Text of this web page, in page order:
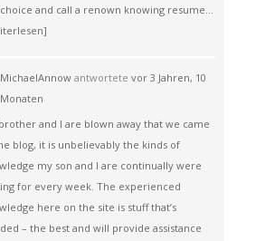
and call a renown knowing resume…
MichaelAnnowantwortete vor 3 Jahren, 10
Monaten
and I are blown away that we came
blog, it is unbelievably the kinds of
my son and I are continually were
for every week. The experienced
here on the site is stuff that’s
– the best and will provide assistance